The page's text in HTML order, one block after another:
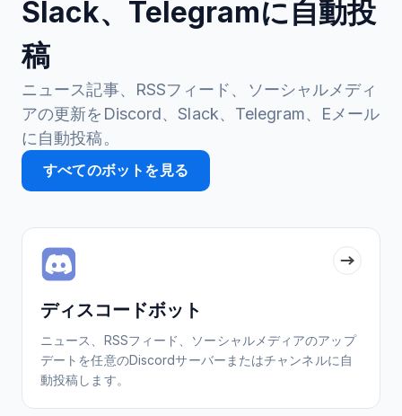
Slack、Telegramに自動投
稿
ニュース記事、RSSフィード、ソーシャルメディ
アの更新をDiscord、Slack、Telegram、Eメール
に自動投稿。
すべてのボットを見る
ディスコードボット
ニュース、RSSフィード、ソーシャルメディアのアップ
デートを任意のDiscordサーバーまたはチャンネルに自
動投稿します。